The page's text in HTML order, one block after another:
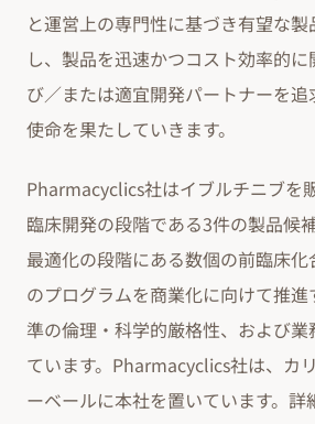
と運営上の専門性に基づき有望な
し、製品を迅速かつコスト効率的
び／または適宜開発パートナーを
使命を果たしていきます。
Pharmacyclics社はイブルチニブを
臨床開発の段階である3件の製品候
最適化の段階にある数個の前臨床化
のプログラムを商業化に向けて推
準の倫理・科学的厳格性、および
ています。Pharmacyclics社は、カ
ーベールに本社を置いています。詳